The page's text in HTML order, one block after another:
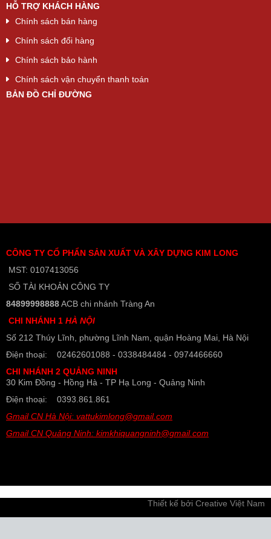
HỖ TRỢ KHÁCH HÀNG
Chính sách bán hàng
Chính sách đổi hàng
Chính sách bảo hành
Chính sách vận chuyển thanh toán
BẢN ĐỒ CHỈ ĐƯỜNG
CÔNG TY CỔ PHẨN SẢN XUẤT VÀ XÂY DỰNG KIM LONG
MST: 0107413056
SỐ TÀI KHOẢN CÔNG TY
84899998888ACB chi nhánh Tràng An
CHI NHÁNH 1 HÀ NỘI
Số 212 Thúy Lĩnh, phường Lĩnh Nam, quận Hoàng Mai, Hà Nội
Điện thoại: 02462601088 - 0338484484 - 0974466660
CHI NHÁNH 2 QUẢNG NINH
30 Kim Đồng - Hồng Hà - TP Hạ Long - Quảng Ninh
Điện thoại: 0393.861.861
Gmail CN Hà Nội: vattukimlong@gmail.com
Gmail CN Quảng Ninh: kimkhiquangninh@gmail.com
Thiết kế bởi Creative Việt Nam